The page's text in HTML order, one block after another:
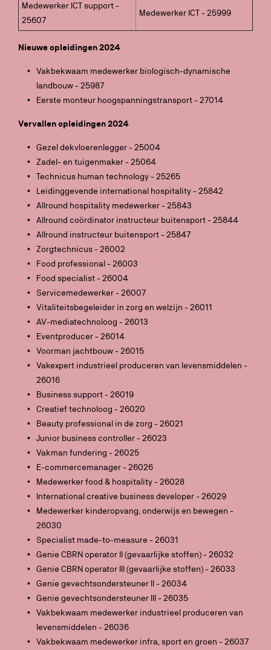
Medewerker ICT support -
25607
Medewerker ICT - 25999
Nieuwe opleidingen 2024
Vakbekwaam medewerker biologisch-dynamische
landbouw - 25987
Eerste monteur hoogspanningstransport - 27014
Vervallen opleidingen 2024
Gezel dekvloerenlegger - 25004
Zadel- en tuigenmaker - 25064
Technicus human technology - 25265
Leidinggevende international hospitality - 25842
Allround hospitality medewerker - 25843
Allround coördinator instructeur buitensport - 25844
Allround instructeur buitensport - 25847
Zorgtechnicus - 26002
Food professional - 26003
Food specialist - 26004
Servicemedewerker - 26007
Vitaliteitsbegeleider in zorg en welzijn - 26011
AV-mediatechnoloog - 26013
Eventproducer - 26014
Voorman jachtbouw - 26015
Vakexpert industrieel produceren van levensmiddelen -
26016
Business support - 26019
Creatief technoloog - 26020
Beauty professional in de zorg - 26021
Junior business controller - 26023
Vakman fundering - 26025
E-commercemanager - 26026
Medewerker food & hospitality - 26028
International creative business developer - 26029
Medewerker kinderopvang, onderwijs en bewegen -
26030
Specialist made-to-measure - 26031
Genie CBRN operator II (gevaarlijke stoffen) - 26032
Genie CBRN operator III (gevaarlijke stoffen) - 26033
Genie gevechtsondersteuner II - 26034
Genie gevechtsondersteuner III - 26035
Vakbekwaam medewerker industrieel produceren van
levensmiddelen - 26036
Vakbekwaam medewerker infra, sport en groen - 26037